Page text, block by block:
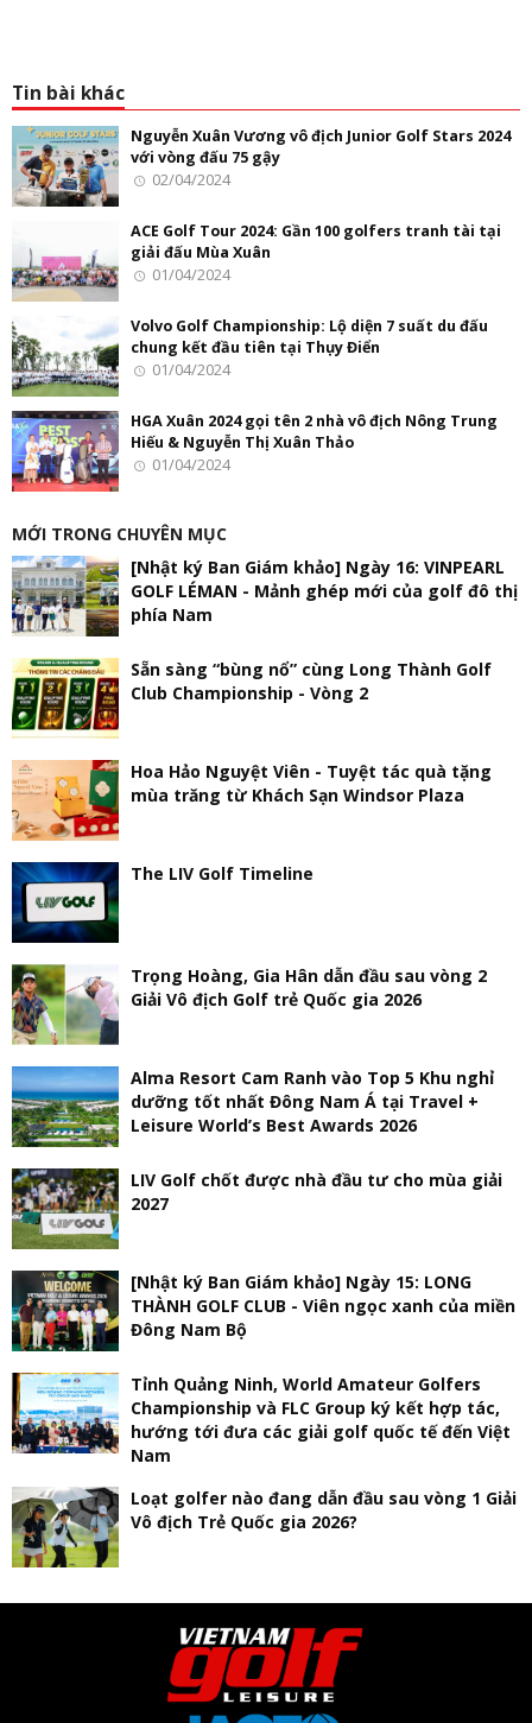
Tin bài khác
Nguyễn Xuân Vương vô địch Junior Golf Stars 2024
với vòng đấu 75 gậy
02/04/2024
ACE Golf Tour 2024: Gần 100 golfers tranh tài tại
giải đấu Mùa Xuân
01/04/2024
Volvo Golf Championship: Lộ diện 7 suất du đấu
chung kết đầu tiên tại Thụy Điển
01/04/2024
HGA Xuân 2024 gọi tên 2 nhà vô địch Nông Trung
Hiếu & Nguyễn Thị Xuân Thảo
01/04/2024
MỚI TRONG CHUYÊN MỤC
[Nhật ký Ban Giám khảo] Ngày 16: VINPEARL
GOLF LÉMAN - Mảnh ghép mới của golf đô thị
phía Nam
Sẵn sàng “bùng nổ” cùng Long Thành Golf
Club Championship - Vòng 2
Hoa Hảo Nguyệt Viên - Tuyệt tác quà tặng
mùa trăng từ Khách Sạn Windsor Plaza
The LIV Golf Timeline
Trọng Hoàng, Gia Hân dẫn đầu sau vòng 2
Giải Vô địch Golf trẻ Quốc gia 2026
Alma Resort Cam Ranh vào Top 5 Khu nghỉ
dưỡng tốt nhất Đông Nam Á tại Travel +
Leisure World’s Best Awards 2026
LIV Golf chốt được nhà đầu tư cho mùa giải
2027
[Nhật ký Ban Giám khảo] Ngày 15: LONG
THÀNH GOLF CLUB - Viên ngọc xanh của miền
Đông Nam Bộ
Tỉnh Quảng Ninh, World Amateur Golfers
Championship và FLC Group ký kết hợp tác,
hướng tới đưa các giải golf quốc tế đến Việt
Nam
Loạt golfer nào đang dẫn đầu sau vòng 1 Giải
Vô địch Trẻ Quốc gia 2026?